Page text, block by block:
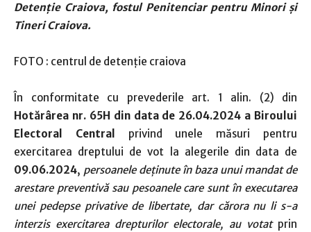
Detenţie Craiova, fostul Penitenciar pentru Minori şi
Tineri Craiova.
FOTO : centrul de detenţie craiova
În conformitate cu prevederile art. 1 alin. (2) din
Hotărârea nr. 65H din data de 26.04.2024 a Biroului
Electoral Central privind unele măsuri pentru
exercitarea dreptului de vot la alegerile din data de
09.06.2024, persoanele deținute în baza unui mandat de
arestare preventivă sau pesoanele care sunt în executarea
unei pedepse privative de libertate, dar cărora nu li s-a
interzis exercitarea drepturilor electorale, au votatprin